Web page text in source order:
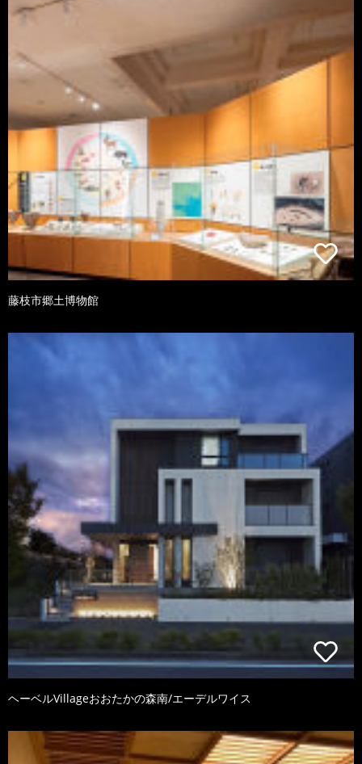
藤枝市郷土博物館
ヘーベルVillageおおたかの森南/エーデルワイス